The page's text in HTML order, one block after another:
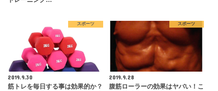
スポーツ
2019.9.30
筋トレを毎日する事は効果的か？
スポーツ
2019.9.28
腹筋ローラーの効果はヤバい！こ